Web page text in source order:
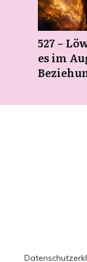
527 –
es im